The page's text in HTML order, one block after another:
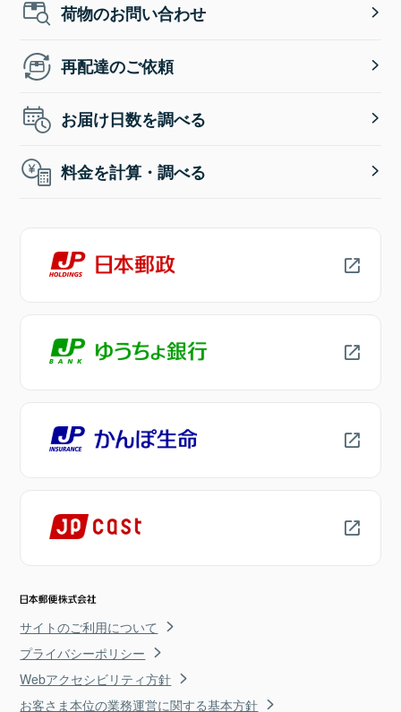
荷物のお問い合わせ
再配達のご依頼
お届け日数を調べる
料金を計算・調べる
サイトのご利用について
プライバシーポリシー
Webアクセシビリティ方針
お客さま本位の業務運営に関する基本方針